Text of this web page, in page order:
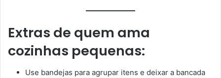
Extras de quem ama
cozinhas pequenas:
Use bandejas para agrupar itens e deixar a bancada